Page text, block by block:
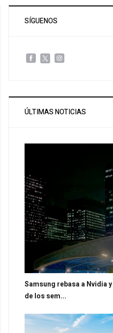
SÍGUENOS
ÚLTIMAS NOTICIAS
Samsung rebasa a Nvidia
de los sem...